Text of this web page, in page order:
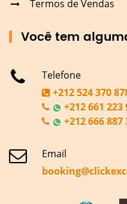
Termos de Vendas
Você tem
Telefone
+212 524 370
+212 661 223
+212 666 887
Email